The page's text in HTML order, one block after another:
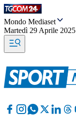
Mondo Mediaset
Martedì 29 Aprile 2025